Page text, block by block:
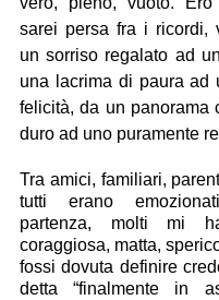
sarei persa fra i ricordi,
un sorriso regalato ad
una lacrima di paura ad
felicità, da un panorama
duro ad uno puramente
Tra amici, familiari,
tutti erano
partenza, molti mi
coraggiosa, matta,
fossi dovuta definire
detta “finalmente in